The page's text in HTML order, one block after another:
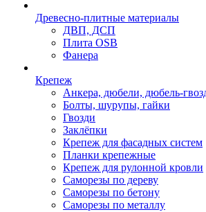
Древесно-плитные материалы
ДВП, ДСП
Плита OSB
Фанера
Крепеж
Анкера, дюбели, дюбель-
Болты, шурупы, гайки
Гвозди
Заклёпки
Крепеж для фасадных систем
Планки крепежные
Крепеж для рулонной кровли
Саморезы по дереву
Саморезы по бетону
Саморезы по металлу